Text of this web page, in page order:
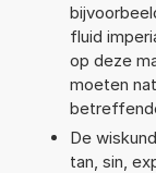
fluid
op deze
moeten
De
tan, sin,